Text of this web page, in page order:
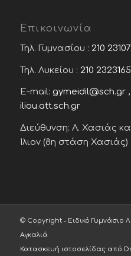
Επικοινωνία
Τηλ. Γυμνασίου : 210
Τηλ. Λυκείου : 210 2323165
E-mail: gymeidil@sch.gr,
iliou.att.sch.gr
Διεύθυνση: Λ. Χασιάς
Ίλιον (8η στάση Χασιάς)
© Copyright - Ειδικό Γυμνάσιο
Αγκαλιά
Κατασκευή ιστοσελίδας από